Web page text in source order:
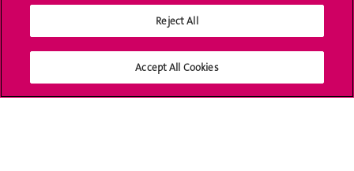
Médias sociaux UNIGE
Reject All
Accept All Cookies